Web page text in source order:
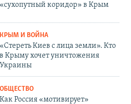
«сухопутный коридор» в Крым
КРЫМ И ВОЙНА
«Стереть Киев с лица земли». Кто
в Крыму хочет уничтожения
Украины
ОБЩЕСТВО
Как Россия «мотивирует»